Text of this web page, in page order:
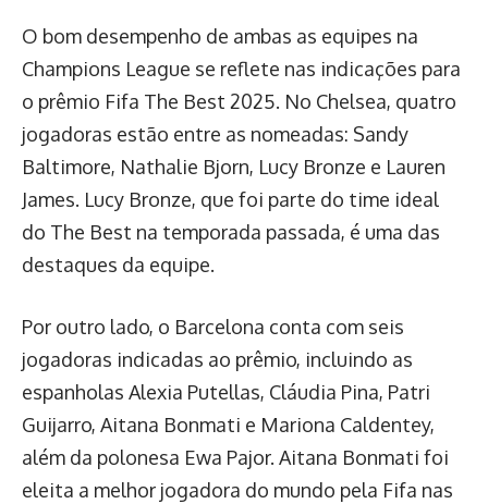
O bom desempenho de ambas as equipes na
Champions League se reflete nas indicações para
o prêmio Fifa The Best 2025. No Chelsea, quatro
jogadoras estão entre as nomeadas: Sandy
Baltimore, Nathalie Bjorn, Lucy Bronze e Lauren
James. Lucy Bronze, que foi parte do time ideal
do The Best na temporada passada, é uma das
destaques da equipe.
Por outro lado, o Barcelona conta com seis
jogadoras indicadas ao prêmio, incluindo as
espanholas Alexia Putellas, Cláudia Pina, Patri
Guijarro, Aitana Bonmati e Mariona Caldentey,
além da polonesa Ewa Pajor. Aitana Bonmati foi
eleita a melhor jogadora do mundo pela Fifa nas